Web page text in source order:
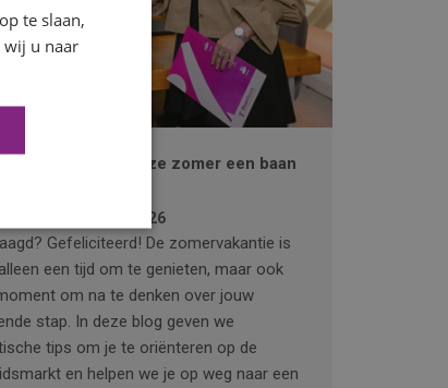
Zo vind je deze zomer een baan
1 juli 2026
Gefeliciteerd! De zomervakantie is
een tijd om te genieten, maar ook
om na te denken over jouw
stap. In deze blog geven we
tips om je te oriënteren op de
en helpen we je op weg naar een
te slaan,
u naar